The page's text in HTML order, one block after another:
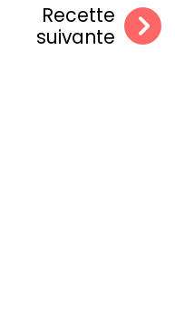
Recette
suivante